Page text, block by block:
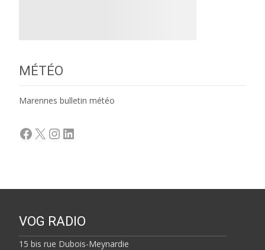
MÉTÉO
Marennes bulletin météo
Facebook
X Instagram
LinkedIn
VOG RADIO
15 bis rue Dubois-Meynardie